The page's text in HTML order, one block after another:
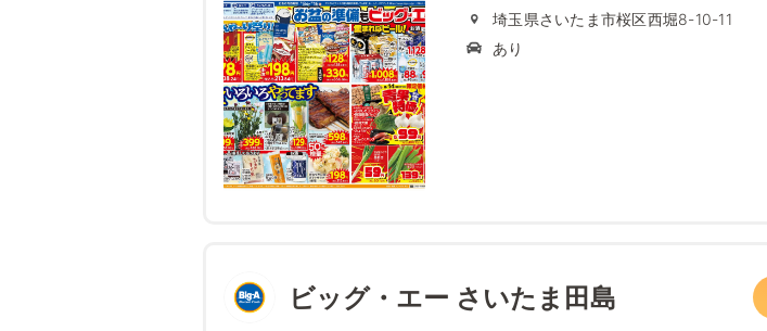
埼玉県さいたま市桜区西堀8-10-11
あり
ビッグ・エー さいたま田島